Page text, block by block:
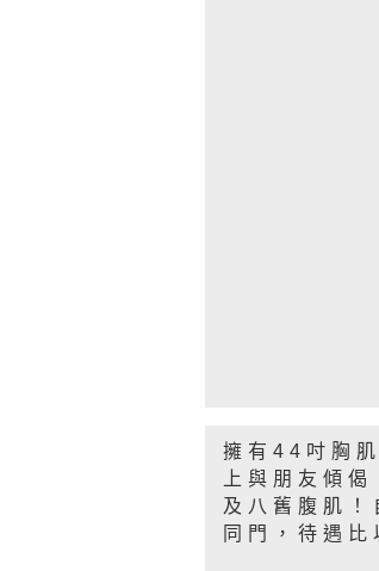
擁有44吋胸
上與朋友傾
及八舊腹肌
同門，待遇